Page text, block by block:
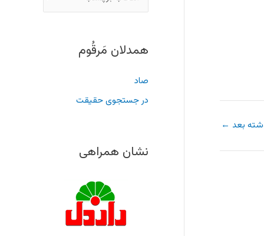
بعد ←
همدلان مَرقُوم
صاد
در جستجوی حقیقت
نشان همراهی